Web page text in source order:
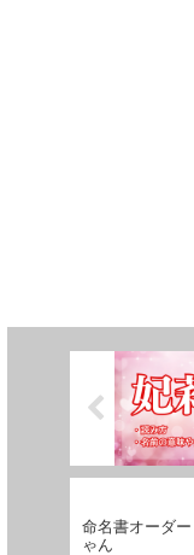
命名書オーダ
ゃん